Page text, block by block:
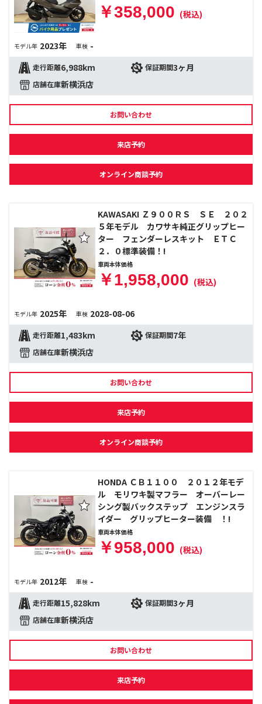
￥358,000 (税込)
モデル年 2023年 車検 -
走行距離6,988km 保証期間3ヶ月
店舗在庫新横浜店
お問い合わせ
来店予約
オンライン商談予約
KAWASAKI Ｚ９００ＲＳ ＳＥ ２０２
５年モデル カワサキ純正グリップヒー
ター フェンダーレスキット ＥＴＣ
２．０標準装備！!
車両本体価格
￥1,958,000 (税込)
モデル年 2025年 車検 2028-08-06
走行距離1,483km 保証期間7年
店舗在庫新横浜店
お問い合わせ
来店予約
オンライン商談予約
HONDA ＣＢ１１００ ２０１２年モデ
ル モリワキ製マフラー オーバーレー
シング製バックステップ エンジンスラ
イダー グリップヒーター装備 ！!
車両本体価格
￥958,000 (税込)
モデル年 2012年 車検 -
走行距離15,828km 保証期間3ヶ月
店舗在庫新横浜店
お問い合わせ
来店予約